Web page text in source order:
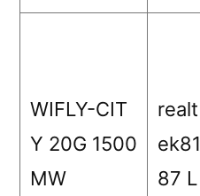
WIFLY-CIT
Y 20G 1500
MW
realt
ek81
87 L